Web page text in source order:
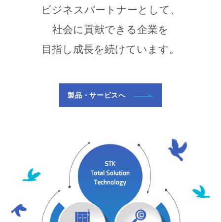
ビジネスパートナーとして、
社会に貢献できる企業を
目指し成長を続けています。
製品・サービスへ